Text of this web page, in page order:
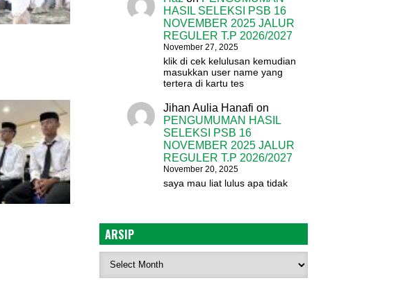
HASIL SELEKSI PSB 16
NOVEMBER 2025 JALUR
REGULER T.P 2026/2027
November 27, 2025
klik di cek kelulusan kemudian
masukkan user name yang
tertera di kartu tes
Jihan Aulia Hanafi on
PENGUMUMAN HASIL
SELEKSI PSB 16
NOVEMBER 2025 JALUR
REGULER T.P 2026/2027
November 20, 2025
saya mau liat lulus apa tidak
ARSIP